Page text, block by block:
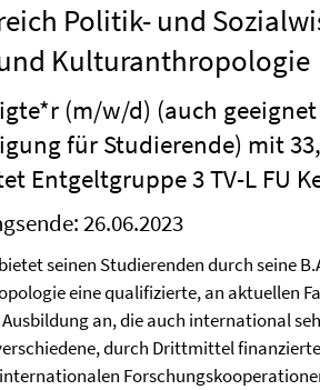
Politik- und
Kulturanthropologie
(m/w/d) (auch
für Studierende) mit
Entgeltgruppe 3 TV-L FU
26.06.2023
seinen Studierenden durch seine
eine qualifizierte, an aktuellen
an, die auch international
durch Drittmittel